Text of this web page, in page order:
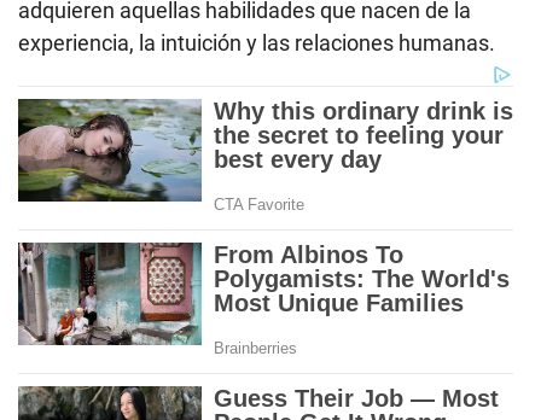
adquieren aquellas habilidades que nacen de la
experiencia, la intuición y las relaciones humanas.